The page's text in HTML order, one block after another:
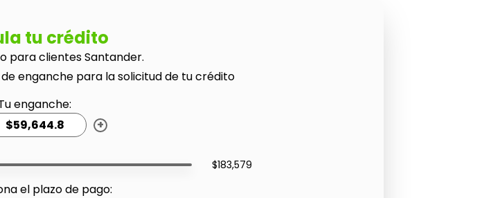
tu crédito
para clientes Santander.
enganche para la solicitud de tu crédito
enganche:
+
$183,579
el plazo de pago: